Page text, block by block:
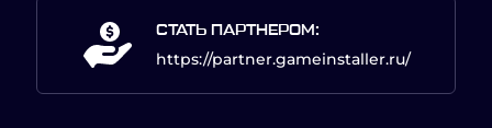
СТАТЬ ПАРТНЕРОМ:
https://partner.gameinstaller.ru/